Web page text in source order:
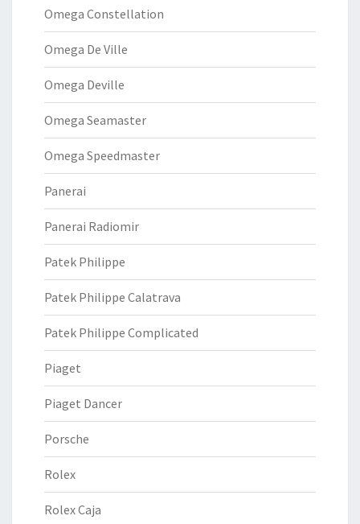
Omega Constellation
Omega De Ville
Omega Deville
Omega Seamaster
Omega Speedmaster
Panerai
Panerai Radiomir
Patek Philippe
Patek Philippe Calatrava
Patek Philippe Complicated
Piaget
Piaget Dancer
Porsche
Rolex
Rolex Caja